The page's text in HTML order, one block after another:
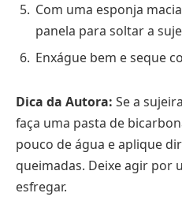
Com uma esponja
panela para soltar a
Enxágue bem e seque
Dica da Autora: Se a
faça uma pasta de
pouco de água e aplique
queimadas. Deixe agir por
esfregar.